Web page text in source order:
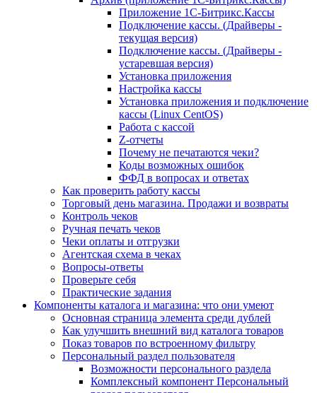
Приложение 1С-Битрикс.Кассы
Подключение кассы. (Драйверы -
текущая версия)
Подключение кассы. (Драйверы -
устаревшая версия)
Установка приложения
Настройка кассы
Установка приложения и подключение
кассы (Linux CentOS)
Работа с кассой
Z-отчеты
Почему не печатаются чеки?
Коды возможных ошибок
ФФД в вопросах и ответах
Как проверить работу кассы
Торговый день магазина. Продажи и возвраты
Контроль чеков
Ручная печать чеков
Чеки оплаты и отгрузки
Агентская схема в чеках
Вопросы-ответы
Проверьте себя
Практические задания
Компоненты каталога и магазина: что они умеют
Основная страница элемента среди дублей
Как улучшить внешний вид каталога товаров
Показ товаров по встроенному фильтру
Персональный раздел пользователя
Возможности персонального раздела
Комплексный компонент Персональный